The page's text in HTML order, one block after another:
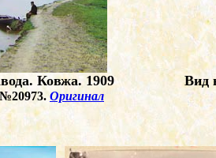
Ковжа. 1909
Оригинал
Вид